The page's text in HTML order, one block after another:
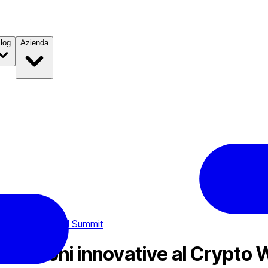
Azienda
Week Madrid Summit
innovative al Crypto